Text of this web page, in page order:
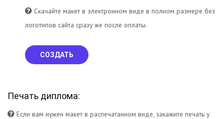
Скачайте макет в электронном виде в полном размере без
логотипов сайта сразу же после оплаты.
СОЗДАТЬ
Печать диплома:
Если вам нужен макет в распечатанном виде, закажите печать у